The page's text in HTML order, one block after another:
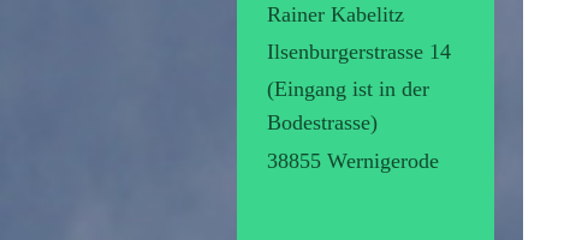
Rainer Kabelitz
Ilsenburgerstrasse 14
(Eingang ist in der
Bodestrasse)
38855 Wernigerode